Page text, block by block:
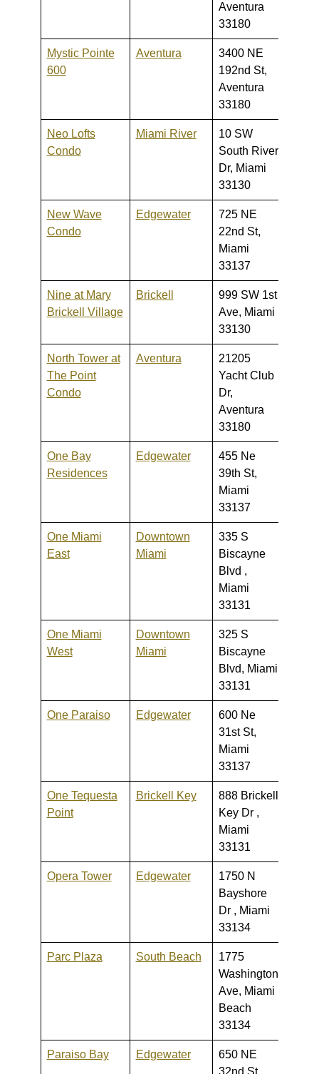
Aventura
33180
Mystic Pointe
600
Aventura
3400 NE
192nd St,
Aventura
33180
Neo Lofts
Condo
Miami River
10 SW
South River
Dr, Miami
33130
New Wave
Condo
Edgewater
725 NE
22nd St,
Miami
33137
Nine at Mary
Brickell Village
Brickell
999 SW 1st
Ave, Miami
33130
North Tower at
The Point
Condo
Aventura
21205
Yacht Club
Dr,
Aventura
33180
One Bay
Residences
Edgewater
455 Ne
39th St,
Miami
33137
One Miami
East
Downtown
Miami
335 S
Biscayne
Blvd ,
Miami
33131
One Miami
West
Downtown
Miami
325 S
Biscayne
Blvd, Miami
33131
One Paraiso Edgewater
600 Ne
31st St,
Miami
33137
One Tequesta
Point
Brickell Key
888 Brickell
Key Dr ,
Miami
33131
Opera Tower Edgewater
1750 N
Bayshore
Dr , Miami
33134
Parc Plaza South Beach
1775
Washington
Ave, Miami
Beach
33134
Paraiso Bay Edgewater
650 NE